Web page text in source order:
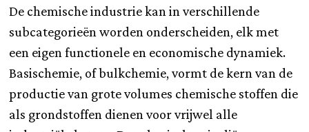
De chemische industrie kan in verschillende
subcategorieën worden onderscheiden, elk met
een eigen functionele en economische dynamiek.
Basischemie, of bulkchemie, vormt de kern van de
productie van grote volumes chemische stoffen die
als grondstoffen dienen voor vrijwel alle